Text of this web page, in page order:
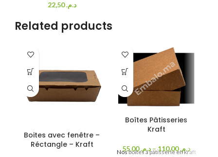
د.م.22,50
Related products
Boites avec fenêtre –
Réctangle – Kraft
Boîtes Pâtisseries
Kraft
د.م.55,00 – د.م.110,00
Nosboîtes à pâtisserie en kraft